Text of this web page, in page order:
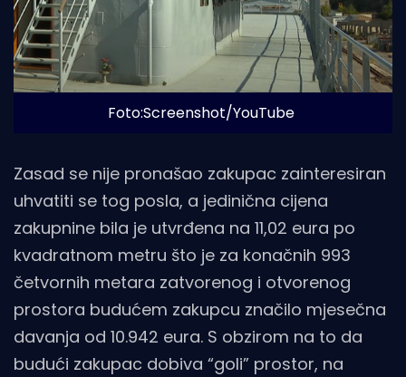
Foto:Screenshot/YouTube
Zasad se nije pronašao zakupac zainteresiran
uhvatiti se tog posla, a jedinična cijena
zakupnine bila je utvrđena na 11,02 eura po
kvadratnom metru što je za konačnih 993
četvornih metara zatvorenog i otvorenog
prostora budućem zakupcu značilo mjesečna
davanja od 10.942 eura. S obzirom na to da
budući zakupac dobiva “goli” prostor, na